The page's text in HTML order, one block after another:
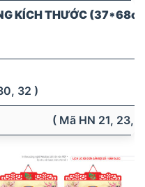
KÍCH THƯỚC
32 )
21, 23, 25, 27,